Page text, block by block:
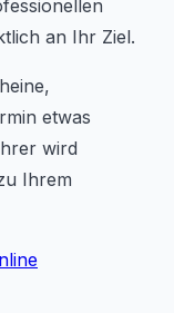
an Ihr Ziel.
etwas
wird
Ihrem